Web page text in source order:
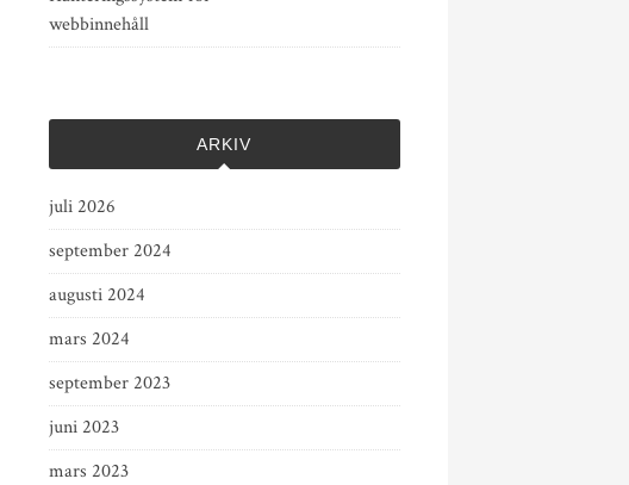
webbinnehåll
ARKIV
juli 2026
september 2024
augusti 2024
mars 2024
september 2023
juni 2023
mars 2023